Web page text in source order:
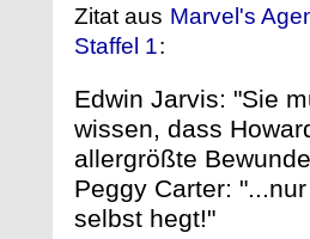
Zitat aus Marvel's
Staffel 1:
Edwin Jarvis: "Sie
wissen, dass
allergrößte
Peggy Carter:
selbst hegt!"